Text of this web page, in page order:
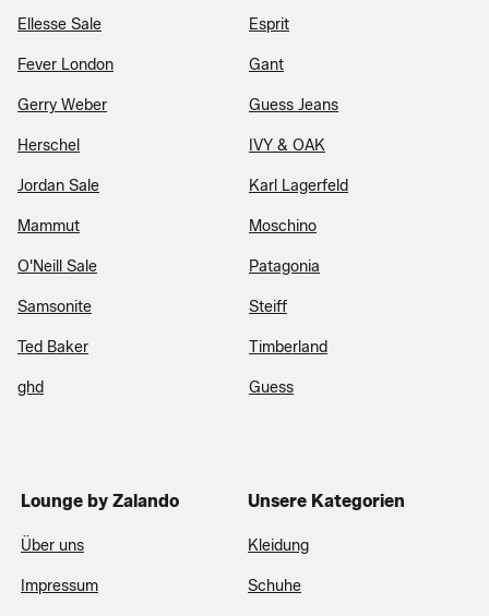
Ellesse Sale Esprit
Fever London Gant
Gerry Weber Guess Jeans
Herschel IVY & OAK
Jordan Sale Karl Lagerfeld
Mammut Moschino
O'Neill Sale Patagonia
Samsonite Steiff
Ted Baker Timberland
ghd Guess
Lounge by Zalando
Über uns
Impressum
Unsere Kategorien
Kleidung
Schuhe